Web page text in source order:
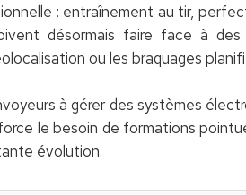
: entraînement au tir,
désormais faire face à
ou les braquages
à gérer des systèmes
le besoin de formations
évolution.